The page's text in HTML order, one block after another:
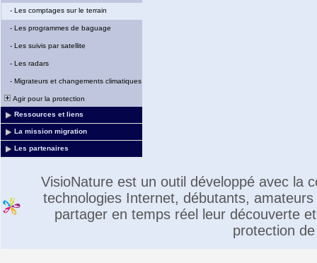
- Les comptages sur le terrain
- Les programmes de baguage
- Les suivis par satellite
- Les radars
- Migrateurs et changements climatiques
Agir pour la protection
Ressources et liens
La mission migration
Les partenaires
VisioNature est un outil développé avec la
technologies Internet, débutants,
partager en temps réel leur découverte
protection